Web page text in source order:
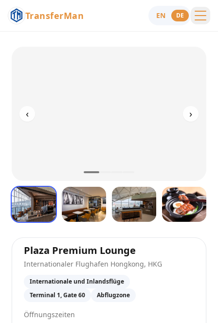
TransferMan EN DE
‹ ›
Plaza Premium Lounge
Internationaler Flughafen Hongkong, HKG
Internationale und Inlandsflüge
Terminal 1, Gate 60
Abflugzone
Öffnungszeiten